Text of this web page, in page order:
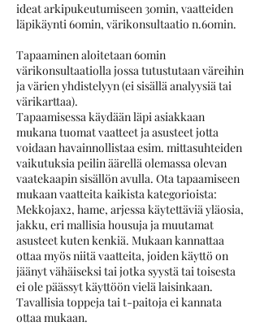
ideat arkipukeutumiseen 30min, vaatteiden
läpikäynti 60min, värikonsultaatio n.60min.
Tapaaminen aloitetaan 60min
värikonsultaatiolla jossa tutustutaan väreihin
ja värien yhdistelyyn (ei sisällä analyysiä tai
värikarttaa).
Tapaamisessa käydään läpi asiakkaan
mukana tuomat vaatteet ja asusteet jotta
voidaan havainnollistaa esim. mittasuhteiden
vaikutuksia peilin äärellä olemassa olevan
vaatekaapin sisällön avulla. Ota tapaamiseen
mukaan vaatteita kaikista kategorioista:
Mekkojax2, hame, arjessa käytettäviä yläosia,
jakku, eri mallisia housuja ja muutamat
asusteet kuten kenkiä. Mukaan kannattaa
ottaa myös niitä vaatteita, joiden käyttö on
jäänyt vähäiseksi tai jotka syystä tai toisesta
ei ole päässyt käyttöön vielä laisinkaan.
Tavallisia toppeja tai t-paitoja ei kannata
ottaa mukaan.